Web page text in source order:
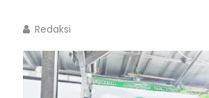
Redaksi